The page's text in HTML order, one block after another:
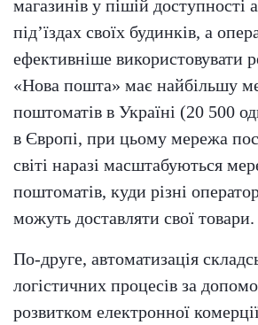
магазинів у пішій доступності
під’їздах своїх будинків, а
ефективніше використовувати
«Нова пошта» має найбільшу
поштоматів в Україні (20 500
в Європі, при цьому мережа
світі наразі масштабуються
поштоматів, куди різні
можуть доставляти свої товари.
По-друге, автоматизація
логістичних процесів за
розвитком електронної